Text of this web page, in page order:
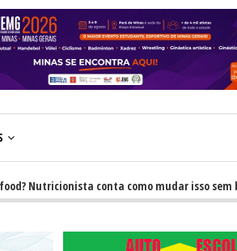
conta como mudar isso sem brigas